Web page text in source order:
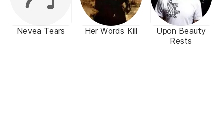
Nevea Tears Her Words Kill
Upon Beauty
Rests